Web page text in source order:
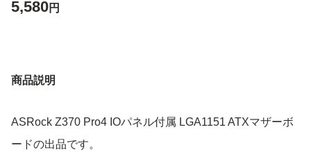
5,580円
商品説明
ASRock Z370 Pro4 IOパネル付属 LGA1151 ATXマザーボ
ードの出品です。